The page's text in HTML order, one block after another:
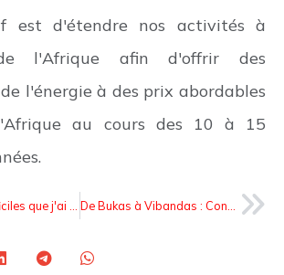
est d'étendre nos activités à
l'Afrique afin d'offrir des
l'énergie à des prix abordables
au cours des 10 à 15